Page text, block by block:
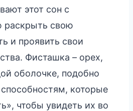
этот сон с
раскрыть свою
и проявить свои
Фисташка – орех,
оболочке, подобно
которые
чтобы увидеть их во